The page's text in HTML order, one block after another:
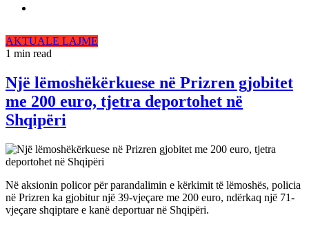
AKTUALE LAJME
1 min read
Një lëmoshëkërkuese në Prizren gjobitet
me 200 euro, tjetra deportohet në
Shqipëri
Në aksionin policor për parandalimin e kërkimit të lëmoshës, policia
në Prizren ka gjobitur një 39-vjeçare me 200 euro, ndërkaq një 71-
vjeçare shqiptare e kanë deportuar në Shqipëri.